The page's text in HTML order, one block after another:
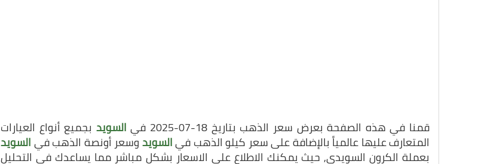
قمنا في هذه الصفحة بعرض سعر الذهب بتاريخ 18-07-2025 في السويد بجميع أنواع العيارات
المتعارف عليها عالمياً بالإضافة على سعر كيلو الذهب فيالسويدوسعر أونصة الذهب فيالسويد
بعملة الكرون السويدي, حيث يمكنك الاطلاع على الاسعار بشكل مباشر مما يساعدك في التحليل